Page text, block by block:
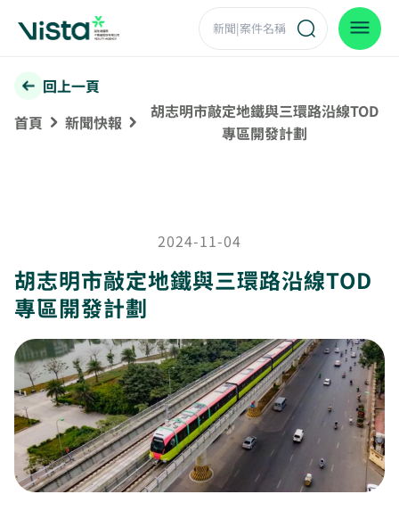
回上一頁
首頁
新聞快報
胡志明市敲定地鐵與三環路沿線TOD
專區開發計劃
2024-11-04
胡志明市敲定地鐵與三環路沿線TOD
專區開發計劃